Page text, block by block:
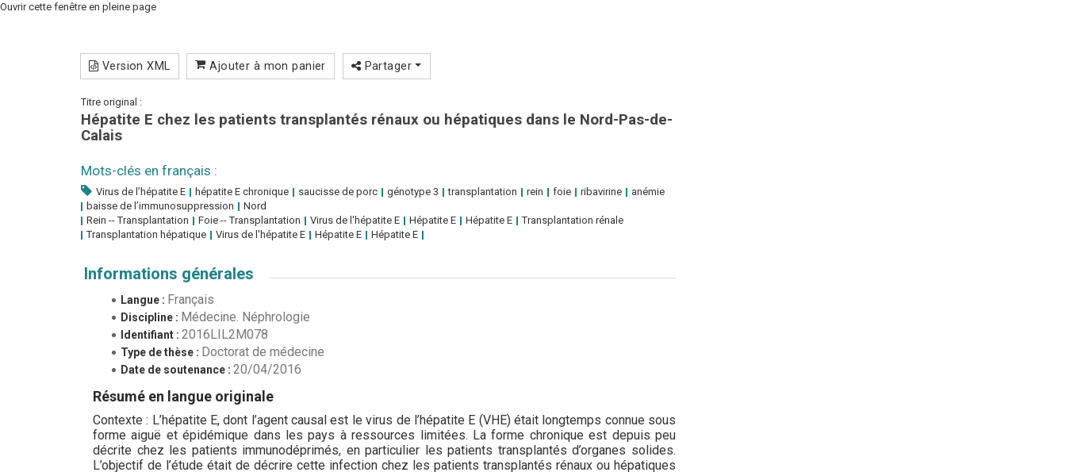
Ouvrir cette fenêtre en pleine page
Version XML Ajouter à mon panier Partager
Titre original :
Hépatite E chez les patients transplantés rénaux ou hépatiques dans le Nord-Pas-de-
Calais
Mots-clés en français :
Virus de l’hépatite E hépatite E chronique saucisse de porc génotype 3 transplantation rein foie ribavirine
anémie
baisse de l’immunosuppression
Nord
Rein -- Transplantation
Foie -- Transplantation Virus de l'hépatite E Hépatite E Hépatite E
Transplantation rénale
Transplantation hépatique
Virus de l'hépatite E Hépatite E Hépatite E
Informations générales
Langue : Français
Discipline : Médecine. Néphrologie
Identifiant : 2016LIL2M078
Type de thèse : Doctorat de médecine
Date de soutenance : 20/04/2016
Résumé en langue originale
Contexte : L’hépatite E, dont l’agent causal est le virus de l’hépatite E (VHE) était longtemps connue sous
forme aiguë et épidémique dans les pays à ressources limitées. La forme chronique est depuis peu
décrite chez les patients immunodéprimés, en particulier les patients transplantés d’organes solides.
L’objectif de l’étude était de décrire cette infection chez les patients transplantés rénaux ou hépatiques